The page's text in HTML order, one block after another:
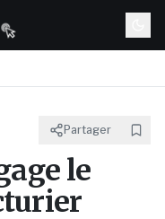
Partager
le